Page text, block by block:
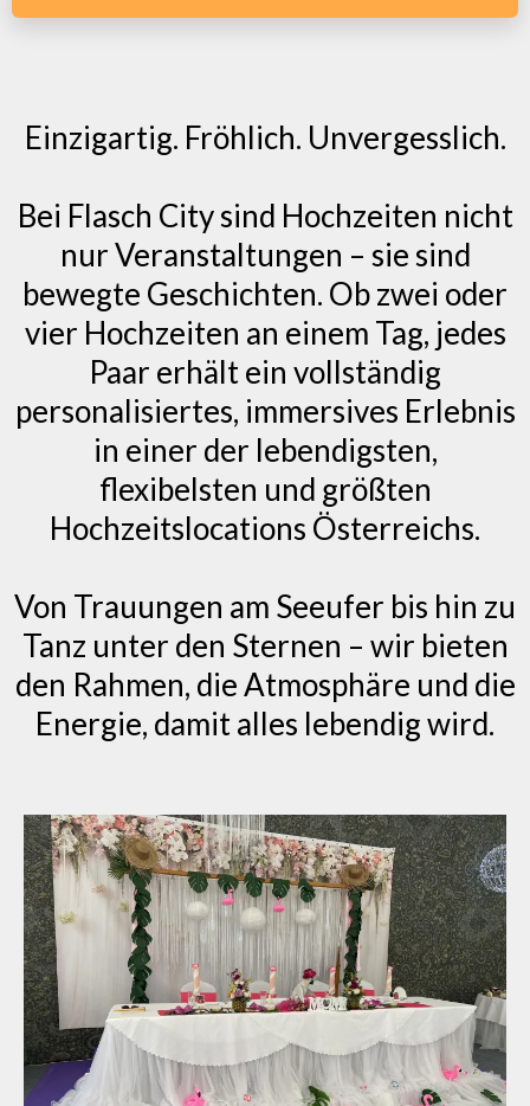
Einzigartig. Fröhlich. Unvergesslich.
Bei Flasch City sind Hochzeiten nicht
nur Veranstaltungen – sie sind
bewegte Geschichten. Ob zwei oder
vier Hochzeiten an einem Tag, jedes
Paar erhält ein vollständig
personalisiertes, immersives Erlebnis
in einer der lebendigsten,
flexibelsten und größten
Hochzeitslocations Österreichs.
Von Trauungen am Seeufer bis hin zu
Tanz unter den Sternen – wir bieten
den Rahmen, die Atmosphäre und die
Energie, damit alles lebendig wird.